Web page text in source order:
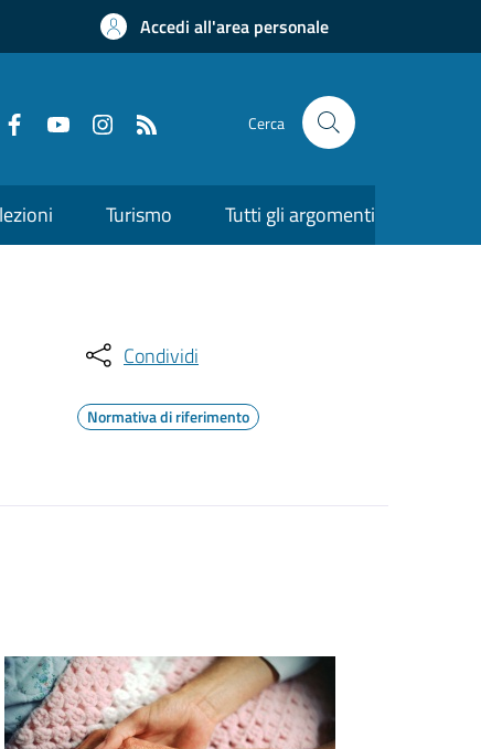
Accedi all'area personale
Cerca
Turismo Tutti gli argomenti
Condividi
Normativa di riferimento